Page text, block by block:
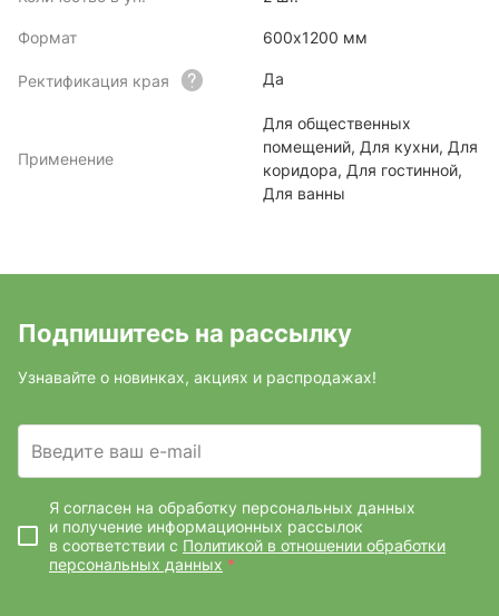
Формат 600х1200 мм
Ректификация края Да
Применение
Для общественных
помещений, Для кухни, Для
коридора, Для гостинной,
Для ванны
Подпишитесь на рассылку
Узнавайте о новинках, акциях и распродажах!
Введите ваш e-mail
Я согласен на обработку персональных данных
и получение информационных рассылок
в соответствии с Политикой в отношении обработки
персональных данных *